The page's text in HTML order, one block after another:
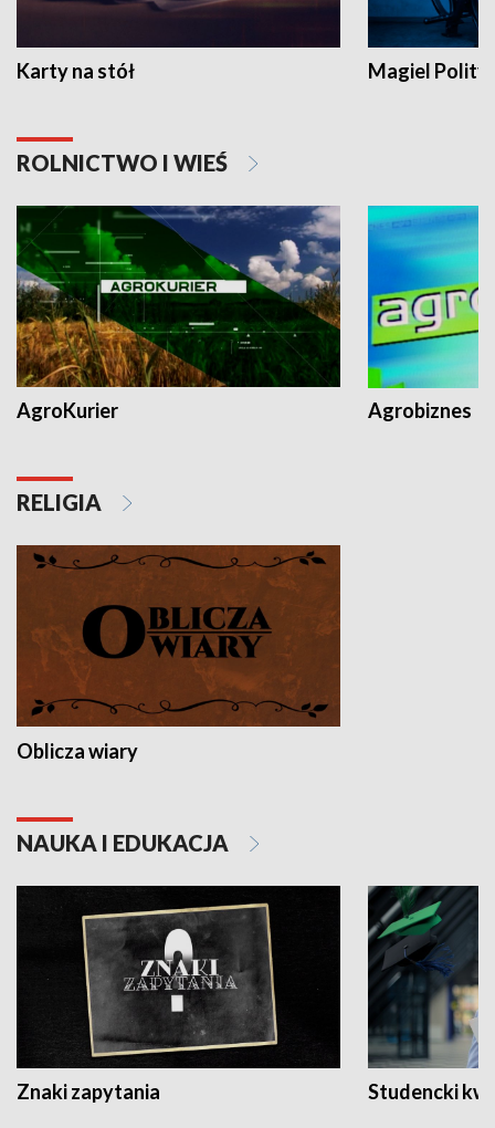
Karty na stół Magiel
ROLNICTWO I WIEŚ
AgroKurier Agrobiznes
RELIGIA
Oblicza wiary
NAUKA I EDUKACJA
Znaki zapytania Studencki